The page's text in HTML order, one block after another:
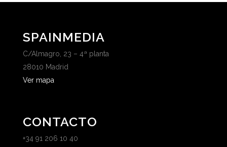
SPAINMEDIA
C/Almagro, 23 – 4ª planta
28010 Madrid
Ver mapa
CONTACTO
+34 91 206 10 40